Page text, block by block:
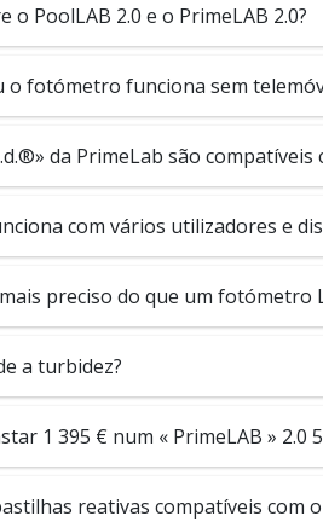
o PoolLAB 2.0 e o PrimeLAB 2.0?
o fotómetro funciona sem
da PrimeLab são
com vários utilizadores e
preciso do que um fotómetro
a turbidez?
1 395 € num « PrimeLAB » 2.0
reativas compatíveis com o